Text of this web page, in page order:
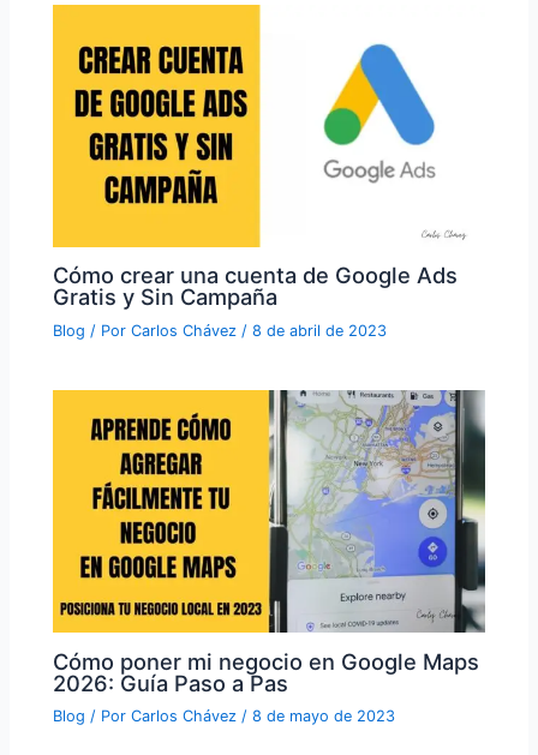
Cómo crear una cuenta de Google Ads
Gratis y Sin Campaña
Blog / PorCarlos Chávez /8 de abril de 2023
Cómo poner mi negocio en Google Maps
2026: Guía Paso a Pas
Blog / PorCarlos Chávez /8 de mayo de 2023